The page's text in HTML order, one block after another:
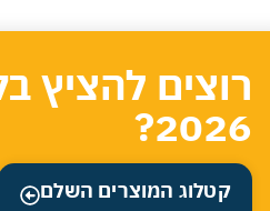
רוצים להציץ
2026?
קטלוג המוצרים השלם